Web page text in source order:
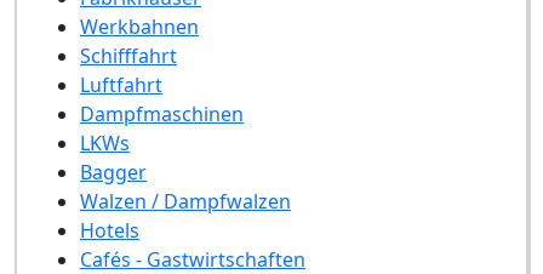
Werkbahnen
Schifffahrt
Luftfahrt
Dampfmaschinen
LKWs
Bagger
Walzen / Dampfwalzen
Hotels
Cafés - Gastwirtschaften